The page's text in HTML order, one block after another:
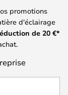
promotions
d'éclairage
de 20 €*